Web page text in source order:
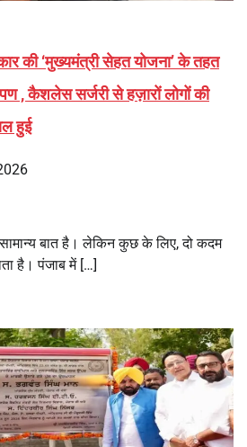
की ‘मुख्यमंत्री सेहत योजना’ के तहत
, कैशलेस सर्जरी से हज़ारों लोगों की
हुई
बात है। लेकिन कुछ के लिए, दो कदम
है। पंजाब में […]